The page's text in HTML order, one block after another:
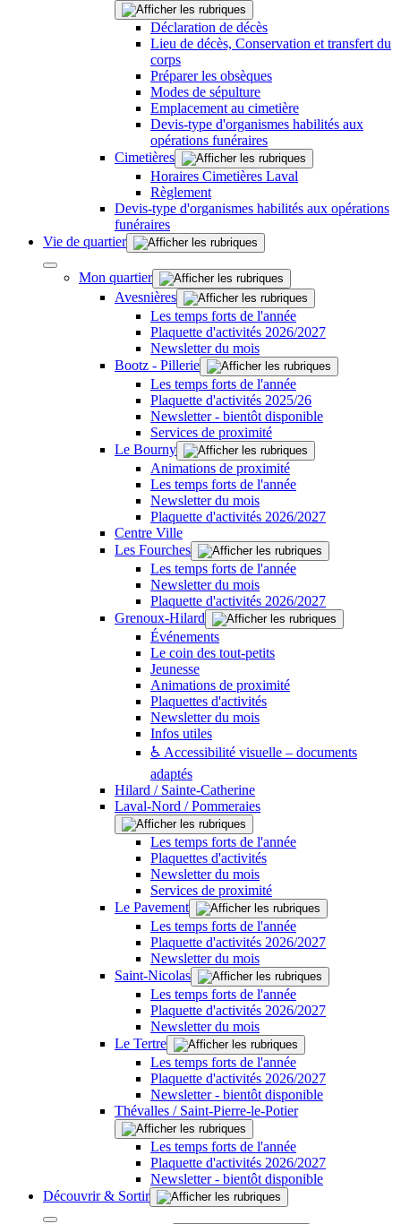
Déclaration de décès
Lieu de décès, Conservation et transfert du
corps
Préparer les obsèques
Modes de sépulture
Emplacement au cimetière
Devis-type d'organismes habilités aux
opérations funéraires
Cimetières
Horaires Cimetières Laval
Règlement
Devis-type d'organismes habilités aux opérations
funéraires
Vie de quartier
Mon quartier
Avesnières
Les temps forts de l'année
Plaquette d'activités 2026/2027
Newsletter du mois
Bootz - Pillerie
Les temps forts de l'année
Plaquette d'activités 2025/26
Newsletter - bientôt disponible
Services de proximité
Le Bourny
Animations de proximité
Les temps forts de l'année
Newsletter du mois
Plaquette d'activités 2026/2027
Centre Ville
Les Fourches
Les temps forts de l'année
Newsletter du mois
Plaquette d'activités 2026/2027
Grenoux-Hilard
Événements
Le coin des tout-petits
Jeunesse
Animations de proximité
Plaquettes d'activités
Newsletter du mois
Infos utiles
♿ Accessibilité visuelle – documents
adaptés
Hilard / Sainte-Catherine
Laval-Nord / Pommeraies
Les temps forts de l'année
Plaquettes d'activités
Newsletter du mois
Services de proximité
Le Pavement
Les temps forts de l'année
Plaquette d'activités 2026/2027
Newsletter du mois
Saint-Nicolas
Les temps forts de l'année
Plaquette d'activités 2026/2027
Newsletter du mois
Le Tertre
Les temps forts de l'année
Plaquette d'activités 2026/2027
Newsletter - bientôt disponible
Thévalles / Saint-Pierre-le-Potier
Les temps forts de l'année
Plaquette d'activités 2026/2027
Newsletter - bientôt disponible
Découvrir & Sortir